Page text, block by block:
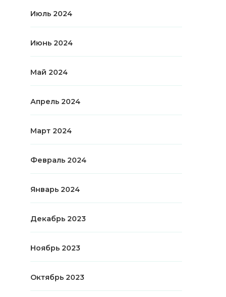
Июль 2024
Июнь 2024
Май 2024
Апрель 2024
Март 2024
Февраль 2024
Январь 2024
Декабрь 2023
Ноябрь 2023
Октябрь 2023